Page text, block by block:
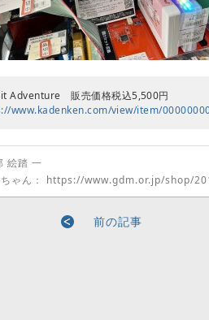
Adventure 販売価格税込5,500円
www.kadenken.com/view/item/
絵踏 一
ゃん： https://www.gdm.or.jp/shop/
前の記事